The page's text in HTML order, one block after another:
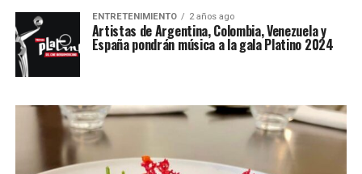
ENTRETENIMIENTO 2 años ago
Artistas de Argentina, Colombia, Venezuela y
España pondrán música a la gala Platino 2024